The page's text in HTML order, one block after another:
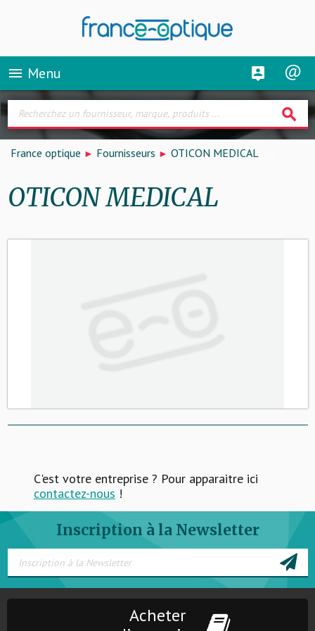
menu Menu
search
France optique Fournisseurs OTICON MEDICAL
OTICON MEDICAL
C'est votre entreprise ? Pour apparaitre ici
contactez-nous !
Inscription à la Newsletter
Acheter